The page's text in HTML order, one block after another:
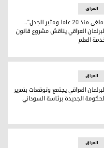
العراق
"ملغى منذ 20 عاما ومثير للجدل"..
العراقي يناقش مشروع قانون
العلم
بتمرير الحكومة الجديدة
العراق
العراقي يجتمع وتوقعات بتمرير
الجديدة برئاسة السوداني
العراق